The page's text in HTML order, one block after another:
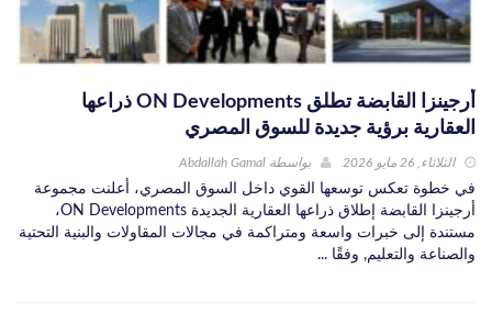
أرجينزا القابضة تطلق ON Developments ذراعها
العقارية برؤية جديدة للسوق المصري
الثلاثاء, 26 مايو 2026 بواسطة Abdallah Gamal
في خطوة تعكس توسعها القوي داخل السوق المصري، أعلنت مجموعة
أرجينزا القابضة إطلاق ذراعها العقارية الجديدة ON Developments،
مستندة إلى خبرات واسعة ومتراكمة في مجالات المقاولات والبنية التحتية
والصناعة والتعليم, وفقًا ...